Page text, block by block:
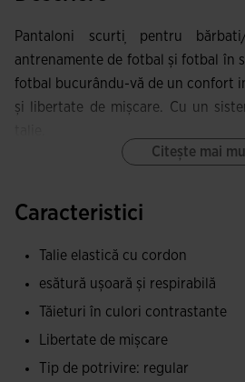
Pantaloni scurți pentru
antrenamente de fotbal și fotbal în
fotbal bucurându-vă de un confort
și libertate de mișcare. Cu un
interioare care reglează
mișcare.
Sunt confecționați dintr-un
Citește mai
Caracteristici
Talie elastică cu cordon
esătură ușoară și respirabilă
Tăieturi în culori contrastante
Libertate de mișcare
Tip de potrivire: regular